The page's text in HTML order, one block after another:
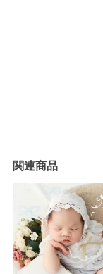
関連商品